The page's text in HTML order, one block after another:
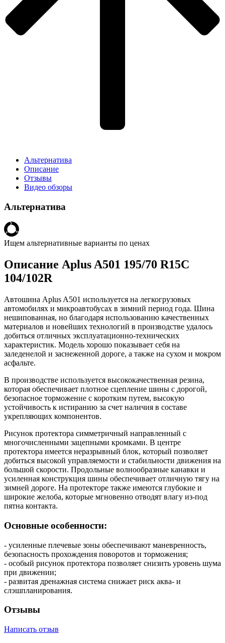
Альтернатива
Описание
Отзывы
Видео обзоры
Альтернатива
Ищем альтернативные варианты по ценах
Описание Aplus A501 195/70 R15C
104/102R
Автошина Aplus A501 используется на легкогрузовых
автомобилях и микроавтобусах в зимний период года. Шина
нешипованная, но благодаря использованию качественных
материалов и новейших технологий в производстве удалось
добиться отличных эксплуатационно-технических
характеристик. Модель хорошо показывает себя на
заледенелой и заснеженной дороге, а также на сухом и мокром
асфальте.
В производстве используется высококачественная резина,
которая обеспечивает плотное сцепление шины с дорогой,
безопасное торможение с коротким путем, высокую
устойчивость к истиранию за счет наличия в составе
укрепляющих компонентов.
Рисунок протектора симметричный направленный с
многочисленными зацепными кромками. В центре
протектора имеется неразрывный блок, который позволяет
добиться высокой управляемости и стабильности движения на
большой скорости. Продольные волнообразные канавки и
усиленная конструкция шины обеспечивает отличную тягу на
зимней дороге. На протекторе также имеются глубокие и
широкие желоба, которые мгновенно отводят влагу из-под
пятна контакта.
Основные особенности:
- усиленные плечевые зоны обеспечивают маневренность,
безопасность прохождения поворотов и торможения;
- особый рисунок протектора позволяет снизить уровень шума
при движении;
- развитая дренажная система снижает риск аква- и
слэшпланирования.
Отзывы
Написать отзыв